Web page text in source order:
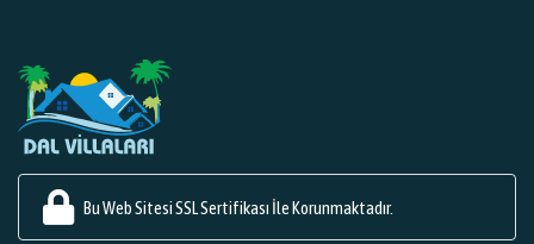
Bu Web Sitesi SSL Sertifikası İle Korunmaktadır.